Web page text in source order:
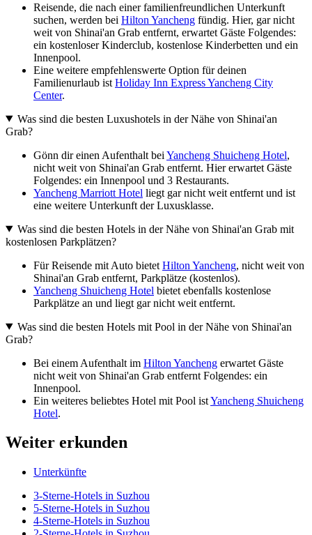
Reisende, die nach einer familienfreundlichen Unterkunft
suchen, werden bei Hilton Yancheng fündig. Hier, gar nicht
weit von Shinai'an Grab entfernt, erwartet Gäste Folgendes:
ein kostenloser Kinderclub, kostenlose Kinderbetten und ein
Innenpool.
Eine weitere empfehlenswerte Option für deinen
Familienurlaub ist Holiday Inn Express Yancheng City
Center.
Was sind die besten Luxushotels in der Nähe von Shinai'an
Grab?
Gönn dir einen Aufenthalt bei Yancheng Shuicheng Hotel,
nicht weit von Shinai'an Grab entfernt. Hier erwartet Gäste
Folgendes: ein Innenpool und 3 Restaurants.
Yancheng Marriott Hotel liegt gar nicht weit entfernt und ist
eine weitere Unterkunft der Luxusklasse.
Was sind die besten Hotels in der Nähe von Shinai'an Grab mit
kostenlosen Parkplätzen?
Für Reisende mit Auto bietet Hilton Yancheng, nicht weit von
Shinai'an Grab entfernt, Parkplätze (kostenlos).
Yancheng Shuicheng Hotel bietet ebenfalls kostenlose
Parkplätze an und liegt gar nicht weit entfernt.
Was sind die besten Hotels mit Pool in der Nähe von Shinai'an
Grab?
Bei einem Aufenthalt im Hilton Yancheng erwartet Gäste
nicht weit von Shinai'an Grab entfernt Folgendes: ein
Innenpool.
Ein weiteres beliebtes Hotel mit Pool istYancheng Shuicheng
Hotel.
Weiter erkunden
Unterkünfte
3-Sterne-Hotels in Suzhou
5-Sterne-Hotels in Suzhou
4-Sterne-Hotels in Suzhou